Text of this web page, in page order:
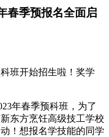
春季预报名全面启
班开始招生啦！奖学
年春季预科班，为了
东方烹饪高级技工学校
！想报名学技能的同学